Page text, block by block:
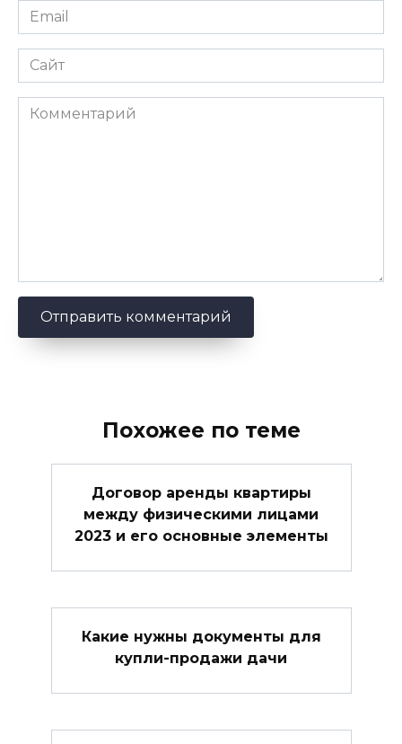
Email
*
Сайт
Комментарий
Похожее по теме
Договор аренды квартиры
между физическими лицами
2023 и его основные элементы
Какие нужны документы для
купли-продажи дачи